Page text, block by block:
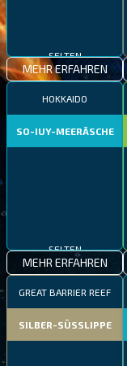
MEHR ERFAHREN
HOKKAIDO
SO-IUY-MEERÄSCHE
MEHR ERFAHREN
GREAT BARRIER REEF
SILBER-SÜSSLIPPE